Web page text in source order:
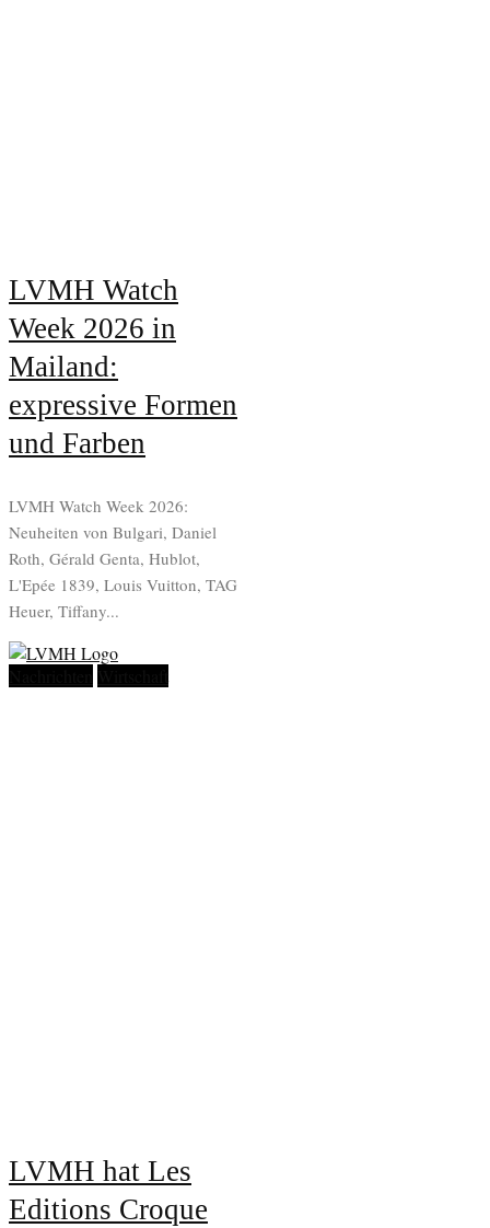
LVMH Watch
Week 2026 in
Mailand:
expressive Formen
und Farben
LVMH Watch Week 2026:
Neuheiten von Bulgari, Daniel
Roth, Gérald Genta, Hublot,
L'Epée 1839, Louis Vuitton, TAG
Heuer, Tiffany...
LVMH hat Les
Editions Croque